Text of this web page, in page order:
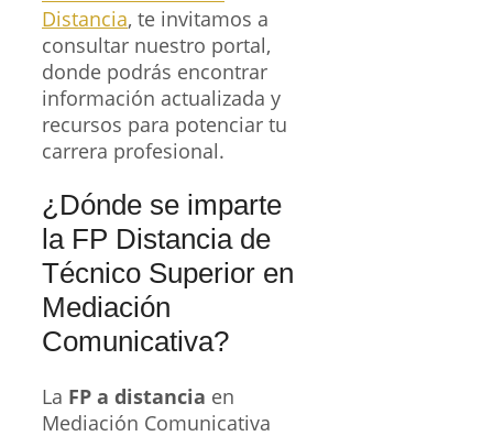
Distancia, te invitamos a
consultar nuestro portal,
donde podrás encontrar
información actualizada y
recursos para potenciar tu
carrera profesional.
¿Dónde se imparte
la FP Distancia de
Técnico Superior en
Mediación
Comunicativa?
La FP a distancia en
Mediación Comunicativa